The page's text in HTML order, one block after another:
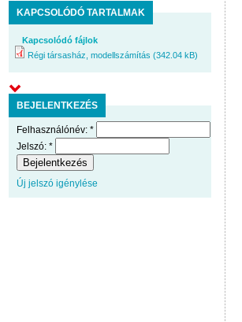
KAPCSOLÓDÓ TARTALMAK
Kapcsolódó fájlok
Régi társasház, modellszámítás (342.04 kB)
BEJELENTKEZÉS
Felhasználónév: *
Jelszó: *
Új jelszó igénylése